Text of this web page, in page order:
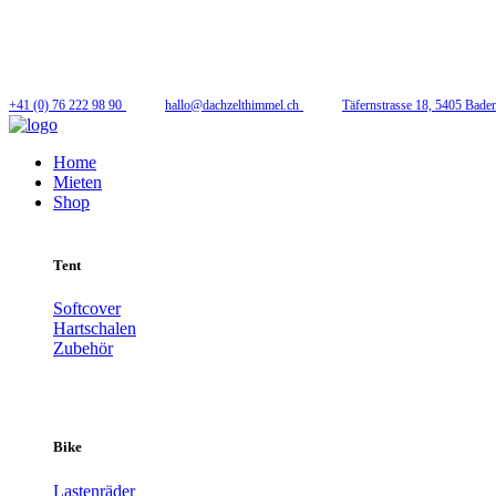
+41 (0) 76 222 98 90 hallo@dachzelthimmel.ch Täfernstrasse 18, 5405
Home
Mieten
Shop
Tent
Softcover
Hartschalen
Zubehör
Bike
Lastenräder